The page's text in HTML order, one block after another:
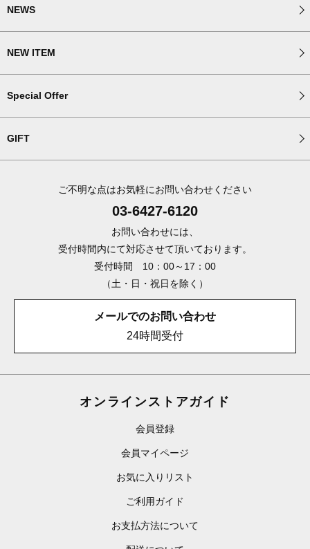
NEWS
NEW ITEM
Special Offer
GIFT
ご不明な点はお気軽にお問い合わせください
03-6427-6120
お問い合わせには、
受付時間内にて対応させて頂いております。
受付時間 10：00～17：00
（土・日・祝日を除く）
メールでのお問い合わせ
24時間受付
オンラインストアガイド
会員登録
会員マイページ
お気に入りリスト
ご利用ガイド
お支払方法について